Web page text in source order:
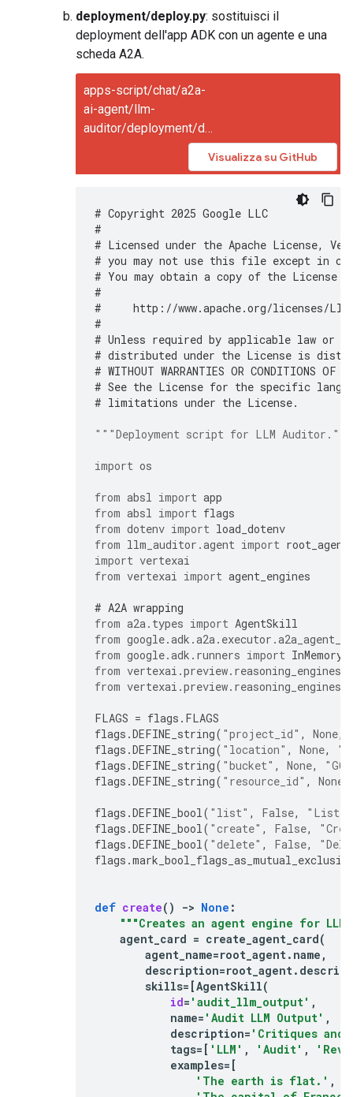
deployment/deploy.py: sostituisci il
deployment dell'app ADK con un agente e una
scheda A2A.
apps-script/chat/a2a-
ai-agent/llm-
auditor/deployment/deploy.py
Visualizza su GitHub
# Copyright 2025 Google LLC
#
# Licensed under the Apache License,
# you may not use this file except in
# You may obtain a copy of the License
#
#     http://www.apache.org/licenses/
#
# Unless required by applicable law or
# distributed under the License is
# WITHOUT WARRANTIES OR
# See the License for the specific
# limitations under the License.
"""Deployment script for LLM Auditor."""
import os
from absl import app
from absl import flags
from dotenv import load_dotenv
from llm_auditor.agent import root_agent
import vertexai
from vertexai import agent_engines
# A2A wrapping
from a2a.types import AgentSkill
from
from google.adk.runners import
from
from vertexai.preview.reasoning_engines
FLAGS = flags . FLAGS
flags .DEFINE_string( "project_id" , None,
flags .DEFINE_string( "location" , None,
flags .DEFINE_string( "bucket" , None,
flags .DEFINE_string( "resource_id" , None
flags .DEFINE_bool( "list" , False,
"List
flags .DEFINE_bool( "create" , False,
flags .DEFINE_bool( "delete" , False,
flags .
def create() -> None :
"""Creates an agent engine for
agent_card = create_agent_card(
agent_name=root_agent. name ,
description=root_agent.
skills= [AgentSkill(
id= 'audit_llm_output' ,
name= 'Audit LLM Output' ,
description= 'Critiques and
tags= [ 'LLM' , 'Audit' ,
examples= [
'The earth is flat.' ,